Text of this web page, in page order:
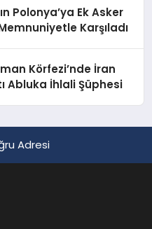
Polonya’ya Ek Asker
Karşıladı
Körfezi’nde İran
Abluka İhlali Şüphesi
Adresi